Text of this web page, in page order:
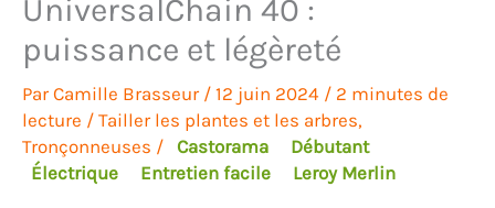
UniversalChain 40 :
puissance et légèreté
ParCamille Brasseur / 12 juin 2024 / 2 minutes de
lecture / Tailler les plantes et les arbres,
Tronçonneuses / Castorama
Débutant
Électrique
Entretien facile Leroy Merlin